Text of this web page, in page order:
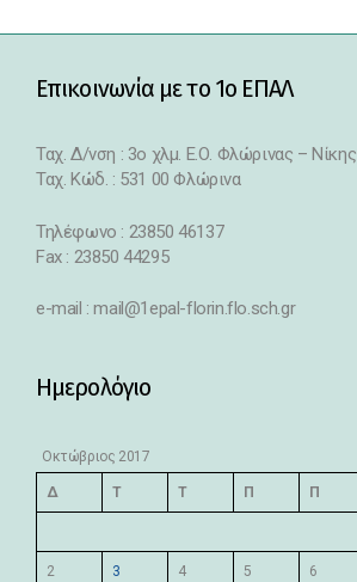
Επικοινωνία με το 1ο ΕΠΑΛ
Ταχ. Δ/νση : 3o χλμ. Ε.Ο. Φλώρινας – Νίκης
Ταχ. Κώδ. : 531 00 Φλώρινα
Τηλέφωνο : 23850 46137
Fax : 23850 44295
e-mail : mail@1epal-florin.flo.sch.gr
Ημερολόγιο
Οκτώβριος 2017
Δ Τ Τ Π Π
2 3 4 5 6